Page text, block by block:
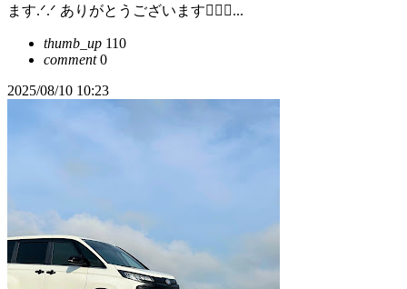
ます.ᐟ.ᐟ ありがとうございます🙇‍♀️✨...
thumb_up 110
comment0
2025/08/10 10:23